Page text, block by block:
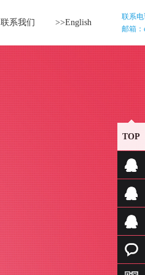
联系我们 >>English
联系电
邮箱：
TOP
文件资
证件翻
口译咨